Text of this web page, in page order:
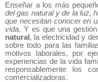
Enseñar a los más
del gas natural y de la luz,
que necesitan conocer en
vida. Y es que una
natural , la electricidad y
sobre todo para las
motivos laborales, por
experiencias de la vida
responsablemente los
comercializadoras.